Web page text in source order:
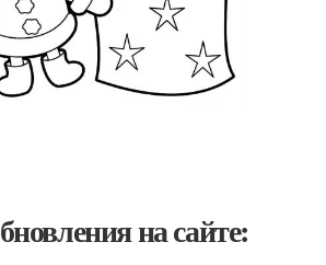
на сайте: